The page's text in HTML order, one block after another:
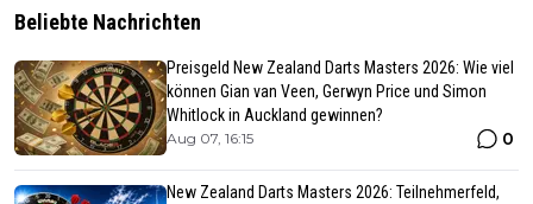
Beliebte Nachrichten
Preisgeld New Zealand Darts Masters 2026: Wie viel
können Gian van Veen, Gerwyn Price und Simon
Whitlock in Auckland gewinnen?
Aug 07, 16:15 0
New Zealand Darts Masters 2026: Teilnehmerfeld,